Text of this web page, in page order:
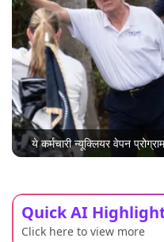
ये कर्मचारी न्यूक्लियर वेपन
Quick AI
Click here to view more